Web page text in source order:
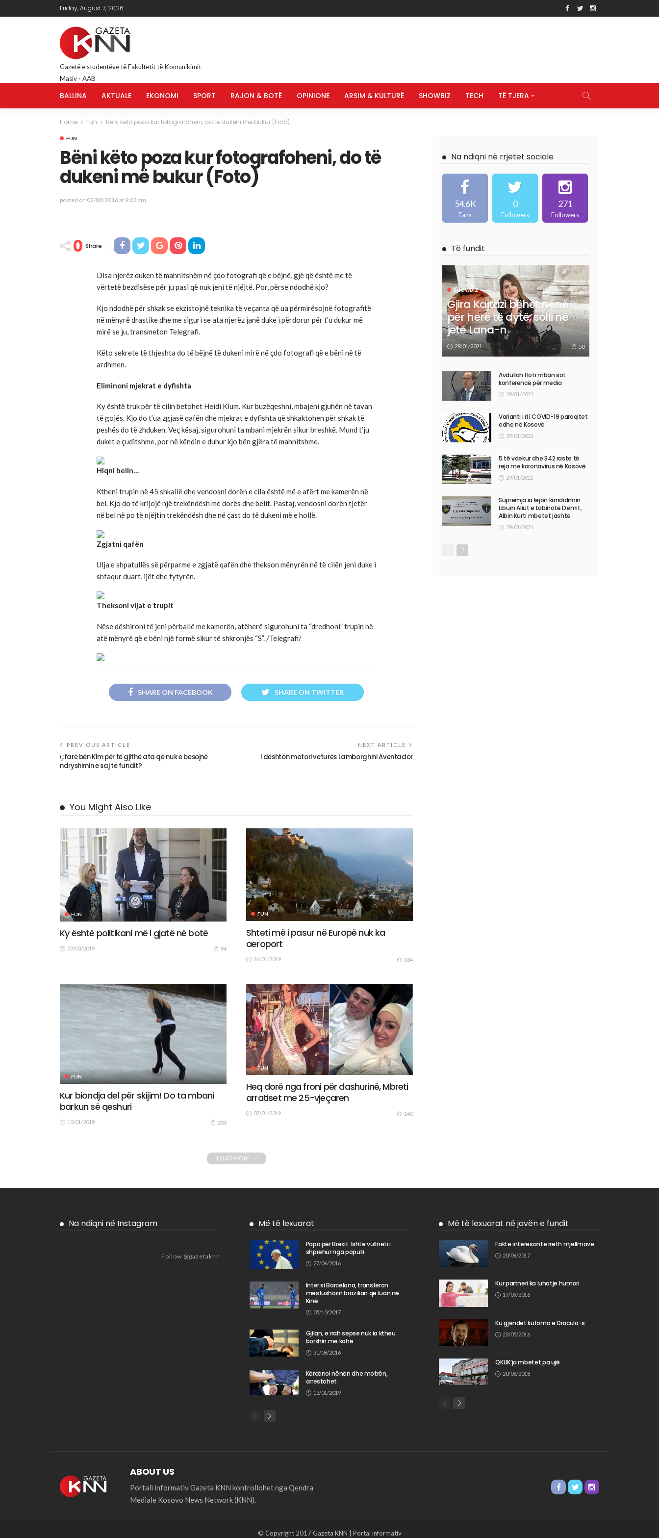
Friday, August 7, 2026
Gazetë e studentëve të Fakultetit të Komunikimit
Masiv - AAB
BALLINA AKTUALE EKONOMI SPORT RAJON & BOTË OPINIONE ARSIM & KULTURË SHOWBIZ TECH TË TJERA
Home Fun Bëni këto poza kur fotografoheni, do të dukeni më bukur (Foto)
FUN
Bëni këto poza kur fotografoheni, do të
dukeni më bukur (Foto)
posted on 02/08/2016 at 9:23 am
0 Share
Disa njerëz duken të mahnitshëm në çdo fotografi që e bëjnë, gjë që është me të
vërtetë bezdisëse për ju pasi që nuk jeni të njëjtë. Por, përse ndodhë kjo?
Kjo ndodhë për shkak se ekzistojnë teknika të veçanta që ua përmirësojnë fotografitë
në mënyrë drastike dhe me siguri se ata njerëz janë duke i përdorur për t’u dukur më
mirë se ju, transmeton Telegrafi.
Këto sekrete të thjeshta do të bëjnë të dukeni mirë në çdo fotografi që e bëni në të
ardhmen.
Eliminoni mjekrat e dyfishta
Ky është truk për të cilin betohet Heidi Klum. Kur buzëqeshni, mbajeni gjuhën në tavan
të gojës. Kjo do t’ua zgjasë qafën dhe mjekrat e dyfishta që shkaktohen për shkak të
peshës do të zhduken. Veç kësaj, sigurohuni ta mbani mjekrën sikur breshkë. Mund t’ju
duket e çuditshme, por në këndin e duhur kjo bën gjëra të mahnitshme.
Hiqni belin…
Ktheni trupin në 45 shkallë dhe vendosni dorën e cila është më e afërt me kamerën në
bel. Kjo do të krijojë një trekëndësh me dorës dhe belit. Pastaj, vendosni dorën tjetër
në bel në po të njëjtin trekëndësh dhe në çast do të dukeni më e hollë.
Zgjatni qafën
Ulja e shpatullës së përparme e zgjatë qafën dhe thekson mënyrën në të cilën jeni duke i
shfaqur duart, ijët dhe fytyrën.
Theksoni vijat e trupit
Nëse dëshironi të jeni përballë me kamerën, atëherë sigurohuni ta “dredhoni” trupin në
atë mënyrë që e bëni një formë sikur të shkronjës “S”. /Telegrafi/
SHARE ON FACEBOOK SHARE ON TWITTER
PREVIOUS ARTICLE
Ҫfarë bën Kim për të gjithë ata që nuk e besojnë
ndryshimin e saj të fundit?
NEXT ARTICLE
I dështon motori veturës Lamborghini Aventador
You Might Also Like
FUN
Ky është politikani më i gjatë në botë
29/03/2019 94
FUN
Shteti më i pasur në Europë nuk ka
aeroport
26/01/2019 184
FUN
Kur biondja del për skijim! Do ta mbani
barkun së qeshuri
10/01/2019 233
FUN
Heq dorë nga froni për dashurinë, Mbreti
arratiset me 25-vjeçaren
07/01/2019 140
LOAD MORE
Na ndiqni në rrjetet sociale
54.6K
Fans
0
Followers
271
Followers
Të fundit
SHOWBIZ
Gjira Kajtazi bëhet nënë
për herë të dytë, solli në
jetë Lana-n
29/01/2021 50
Avdullah Hoti mban sot
konferencë për media
29/01/2021
Varianti i ri i COVID-19 paraqitet
edhe në Kosovë
29/01/2021
5 të vdekur dhe 342 raste të
reja me koronavirus në Kosovë
29/01/2021
Supremja ia lejon kandidimin
Liburn Aliut e Labinotë Demit,
Albin Kurti mbetet jashtë
29/01/2021
Na ndiqni në Instagram
Follow @gazetaknn
Më të lexuarat
​Papa për Brexit: Ishte vullneti i
shprehur nga populli
27/06/2016
Inter si Barcelona, transferon
mesfushorin brazilian që luan në
Kinë
05/10/2017
Gjilan, e rrah sepse nuk ia ktheu
borxhin me kohë
31/08/2016
Kërcënoi nënën dhe motrën,
arrestohet
13/01/2019
Më të lexuarat në javën e fundit
Fakte interesante rreth mjellmave
20/06/2017
Kur partneri ka luhatje humori
17/09/2016
Ku gjendet kufoma e Dracula-s
23/05/2016
QKUK’ja mbetet pa ujë
20/06/2018
ABOUT US
Portali informativ Gazeta KNN kontrollohet nga Qendra
Mediale Kosovo News Network (KNN).
© Copyright 2017 Gazeta KNN | Portal informativ